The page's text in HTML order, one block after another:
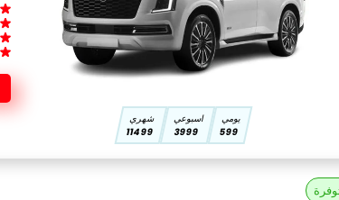
يومي
599
اسبوعي
3999
شهري
11499